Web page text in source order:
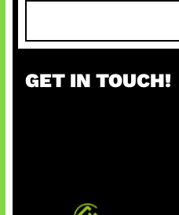
a
c
GET IN TOUCH!